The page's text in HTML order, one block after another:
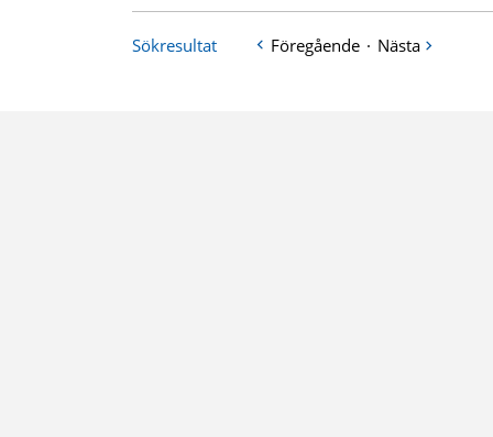
Sökresultat Föregående · Nästa